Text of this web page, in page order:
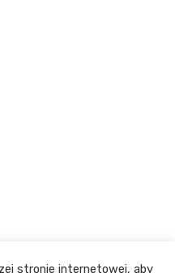
stronie internetowej, aby